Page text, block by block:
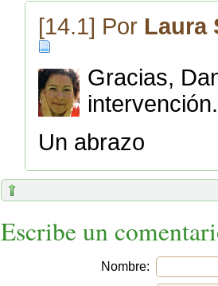
[14.1] Por Laura
Gracias,
intervención.
Un abrazo
Escribe un
Nombre: